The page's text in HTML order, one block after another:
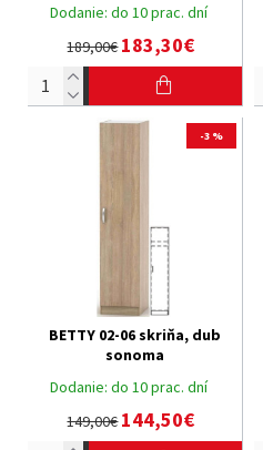
Dodanie: do 10 prac. dní
189,00€183,30€
-3 %
Dodanie: do 10 prac. dní
BETTY 02-06 skriňa, dub
sonoma
149,00€144,50€